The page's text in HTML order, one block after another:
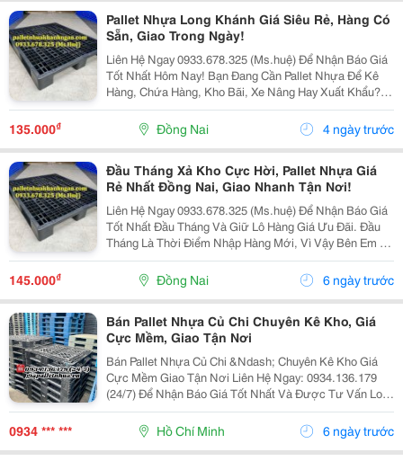
Pallet Nhựa Long Khánh Giá Siêu Rẻ, Hàng Có
Sẵn, Giao Trong Ngày!
Liên Hệ Ngay 0933.678.325 (Ms.huệ) Để Nhận Báo Giá
Tốt Nhất Hôm Nay! Bạn Đang Cần Pallet Nhựa Để Kê
Hàng, Chứa Hàng, Kho Bãi, Xe Nâng Hay Xuất Khẩu?
Chúng Tôi Chuyên Thanh Lý Pallet Nhựa Giá Rẻ Nhất
Tại Long Khánh , Hàng Đẹp, Chất Lượng, Có Sẵn...
135.000₫ Đồng Nai 4 ngày trước
Đầu Tháng Xả Kho Cực Hời, Pallet Nhựa Giá
Rẻ Nhất Đồng Nai, Giao Nhanh Tận Nơi!
Liên Hệ Ngay 0933.678.325 (Ms.huệ) Để Nhận Báo Giá
Tốt Nhất Đầu Tháng Và Giữ Lô Hàng Giá Ưu Đãi. Đầu
Tháng Là Thời Điểm Nhập Hàng Mới, Vì Vậy Bên Em Xả
Kho Số Lượng Lớn Pallet Nhựa Với Mức Giá Cực Kỳ
Ưu Đãi Dành Cho Khách Hàng Tại Đồng Nai Và Các...
145.000₫ Đồng Nai 6 ngày trước
Bán Pallet Nhựa Củ Chi Chuyên Kê Kho, Giá
Cực Mềm, Giao Tận Nơi
Bán Pallet Nhựa Củ Chi &Ndash; Chuyên Kê Kho Giá
Cực Mềm Giao Tận Nơi Liên Hệ Ngay: 0934.136.179
(24/7) Để Nhận Báo Giá Tốt Nhất Và Được Tư Vấn Loại
Pallet Phù Hợp Với Nhu Cầu Của Bạn! Bạn Đang Cần
Pallet Nhựa Kê Kho Để Lót Sàn, Nâng Hàng, Bảo...
0934 *** *** Hồ Chí Minh 6 ngày trước